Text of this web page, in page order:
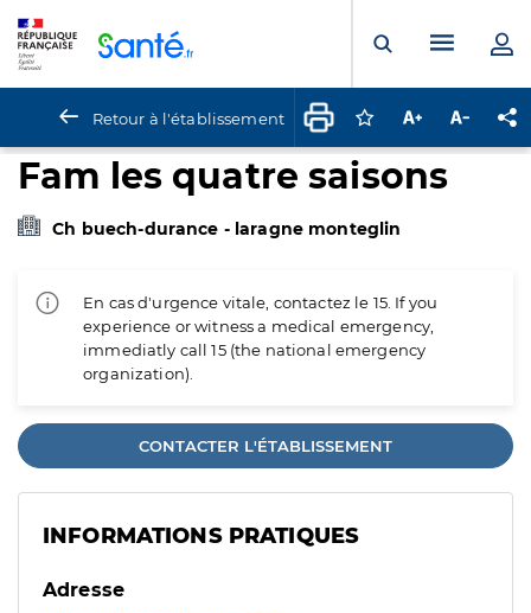
Ouvrir laMenu
Retour à l'établissement Connectez-vous
Augmenter la
Fam les quatre saisons
Ch buech-durance - laragne monteglin
En cas d'urgence vitale, contactez le 15. If you
experience or witness a medical emergency,
immediatly call 15 (the national emergency
organization).
CONTACTER L'ÉTABLISSEMENT
INFORMATIONS PRATIQUES
Adresse